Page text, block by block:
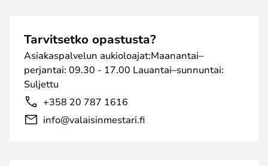
Tarvitsetko opastusta?
Asiakaspalvelun aukioloajat:Maanantai–
perjantai: 09.30 - 17.00 Lauantai–sunnuntai:
Suljettu
+358 20 787 1616
info@valaisinmestari.fi